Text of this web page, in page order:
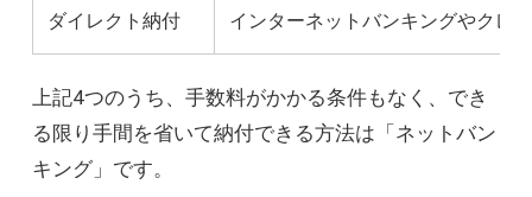
ダイレクト納付 インターネットバンキングやクレ
上記4つのうち、手数料がかかる条件もなく、でき
る限り手間を省いて納付できる方法は「ネットバン
キング」です。